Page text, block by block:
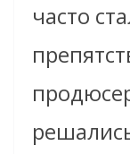
часто